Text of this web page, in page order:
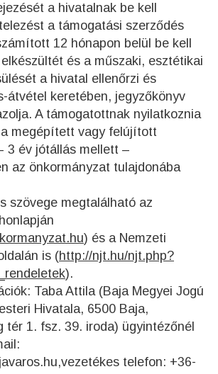
a hivatalnak be kell
a támogatási szerződés
12 hónapon belül be kell
és a műszaki, esztétikai
a hivatal ellenőrzi és
átvétel keretében, jegyzőkönyv
A támogatottnak nyilatkoznia
a megépített vagy felújított
3 év jótállás mellett –
az önkormányzat tulajdonába
szövege megtalálható az
) és a Nemzeti
is (http://njt.hu/njt.php?
).
Taba Attila (Baja Megyei Jogú
Hivatala, 6500 Baja,
tér 1. fsz. 39. iroda) ügyintézőnél
telefon: +36-